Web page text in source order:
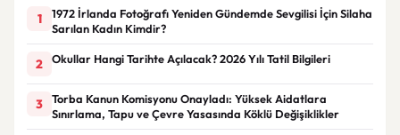
1
1972 İrlanda Fotoğrafı Yeniden Gündemde Sevgilisi İçin Silaha
Sarılan Kadın Kimdir?
2 Okullar Hangi Tarihte Açılacak? 2026 Yılı Tatil Bilgileri
3
Torba Kanun Komisyonu Onayladı: Yüksek Aidatlara
Sınırlama, Tapu ve Çevre Yasasında Köklü Değişiklikler